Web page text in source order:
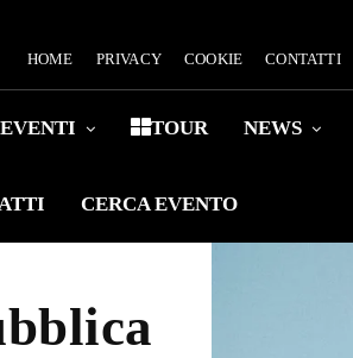
HOME PRIVACY COOKIE CONTATTI
EVENTI TOUR NEWS
CERCA EVENTO